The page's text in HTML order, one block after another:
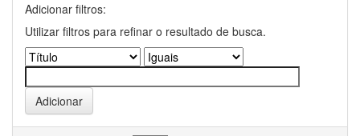
Adicionar filtros:
Utilizar filtros para refinar o resultado de busca.